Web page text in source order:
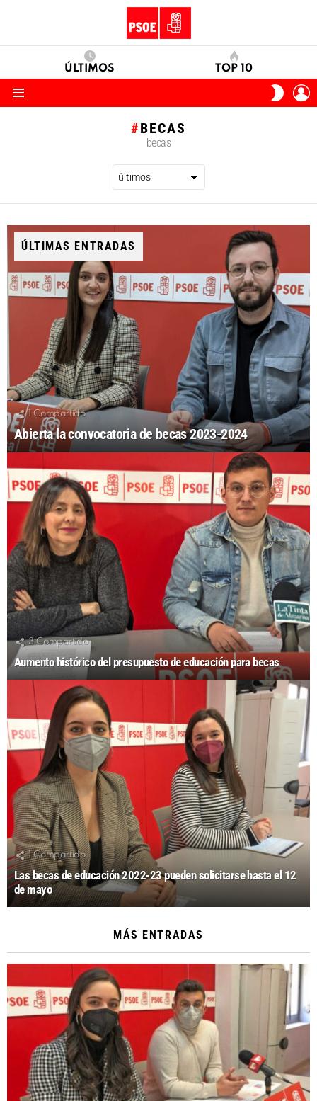
ÚLTIMOS TOP 10
SKIN
BECAS
becas
ÚLTIMAS ENTRADAS
Compartido
Abierta la convocatoria de becas 2023-2024
3 Compartido
Aumento histórico del presupuesto de educación para becas
1 Compartido
Las becas de educación 2022-23 pueden solicitarse hasta el 12
de mayo
MÁS ENTRADAS